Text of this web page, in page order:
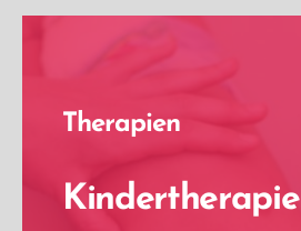
Therapien
Kindertherapie